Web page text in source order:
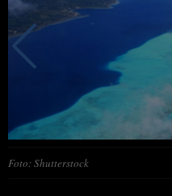
Foto: Shutterstock